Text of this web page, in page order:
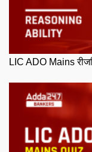
LIC ADO Mains